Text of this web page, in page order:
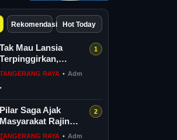
Rekomendasi Hot Today
Tak Mau Lansia
Terpinggirkan,
Benyamin Perkuat 36
TANGERANG RAYA • Adm
•
Pilar Saga Ajak
Masyarakat Rajin
Konsusmi Ikan
TANGERANG RAYA • Adm